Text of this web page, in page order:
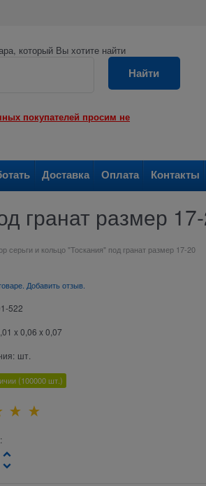
который Вы хотите найти
Найти
покупателей просим не
Доставка Оплата Контакты
гранат размер
серьги и кольцо "Тоскания" под гранат размер 17-20
Добавить отзыв.
522
x 0,06 x 0,07
шт.
(100000 шт.)